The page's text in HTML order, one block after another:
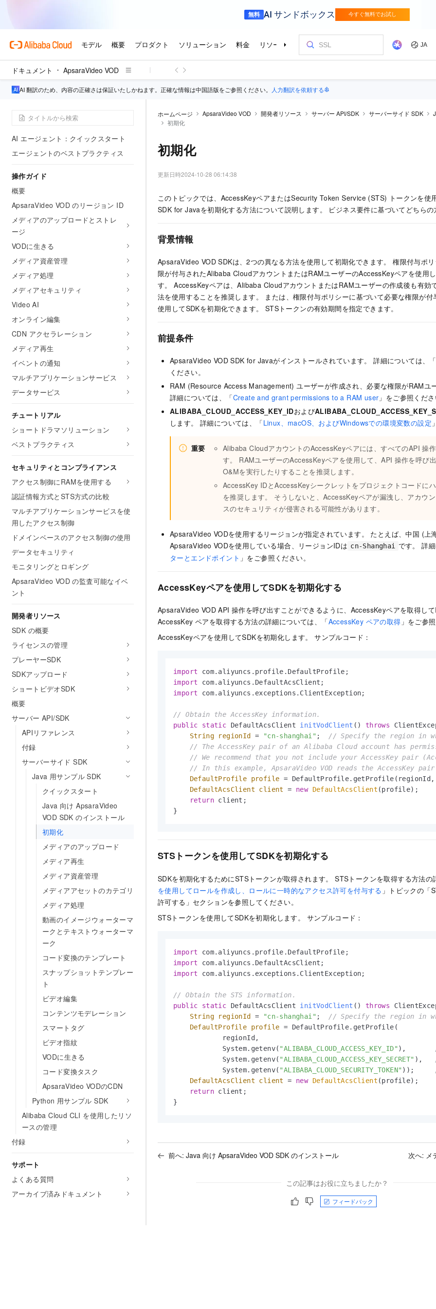
ドキュメント ApsaraVideo VOD
AI 翻訳のため、内容の正確さは保証いたしかねます。正確な情報は中国語版をご参照ください。 人力翻訳を依頼する
課金
お知らせと更新情報
リソースグループによるきめ細かなア
クセス制御
はじめに
ApsaraVideo VOD の有効化
AI エージェント：クイックスタート
エージェントのベストプラクティス
操作ガイド
概要
ApsaraVideo VOD のリージョン ID
メディアのアップロードとストレ
ージ
VODに生きる
メディア資産管理
メディア処理
メディアセキュリティ
Video AI
オンライン編集
CDN アクセラレーション
メディア再生
イベントの通知
マルチアプリケーションサービス
データサービス
チュートリアル
ショートドラマソリューション
ベストプラクティス
セキュリティとコンプライアンス
アクセス制御にRAMを使用する
認証情報方式とSTS方式の比較
マルチアプリケーションサービスを使
用したアクセス制御
ドメインベースのアクセス制御の使用
データセキュリティ
モニタリングとロギング
ApsaraVideo VOD の監査可能なイベ
ント
開発者リソース
SDK の概要
ライセンスの管理
プレーヤーSDK
SDKアップロード
ショートビデオSDK
概要
サーバー API/SDK
APIリファレンス
付録
サーバーサイド SDK
Java 用サンプル SDK
クイックスタート
Java 向け ApsaraVideo
VOD SDK のインストール
初期化
メディアのアップロード
メディア再生
メディア資産管理
メディアアセットのカテゴリ
メディア処理
動画のイメージウォーターマ
ークとテキストウォーターマ
ーク
コード変換のテンプレート
スナップショットテンプレー
ト
ビデオ編集
コンテンツモデレーション
スマートタグ
ビデオ指紋
VODに生きる
コード変換タスク
ApsaraVideo VODのCDN
Python 用サンプル SDK
Alibaba Cloud CLI を使用したリソ
ースの管理
付録
サポート
よくある質問
アーカイブ済みドキュメント
ホームページ ApsaraVideo VOD 開発者リソース サーバー API/SDK サーバーサイド SDK
初期化
初期化
更新日時2024-10-28 06:14:38
このトピックでは、AccessKeyペアまたはSecurity Token Service (STS) トークンを使
SDK for Javaを初期化する方法について説明します。 ビジネス要件に基づいてどちらの
背景情報
ApsaraVideo VOD SDKは、2つの異なる方法を使用して初期化できます。 権限付与ポ
限が付与されたAlibaba CloudアカウントまたはRAMユーザーのAccessKeyペアを使用
す。 AccessKeyペアは、Alibaba CloudアカウントまたはRAMユーザーの作成後も有効
法を使用することを推奨します。 または、権限付与ポリシーに基づいて必要な権限が付
使用してSDKを初期化できます。 STSトークンの有効期間を指定できます。
前提条件
ApsaraVideo VOD SDK for Javaがインストールされています。 詳細については、「
ください。
RAM (Resource Access Management) ユーザーが作成され、必要な権限がRAMユ
詳細については、「Create and grant permissions to a RAM user 」をご参照くださ
ALIBABA_CLOUD_ACCESS_KEY_IDおよび
します。 詳細については、「Linux、macOS、およびWindowsでの環境変数の設定
重要 Alibaba CloudアカウントのAccessKeyペアには、すべてのAPI 操
す。 RAMユーザーのAccessKeyペアを使用して、API 操作を呼び
O&Mを実行したりすることを推奨します。
AccessKey IDとAccessKeyシークレットをプロジェクトコードに
を推奨します。 そうしないと、AccessKeyペアが漏洩し、アカウ
スのセキュリティが侵害される可能性があります。
ApsaraVideo VODを使用するリージョンが指定されています。 たとえば、中国 (上
ApsaraVideo VODを使用している場合、リージョンIDは cn-Shanghai です。 詳
ターとエンドポイント 」をご参照ください。
AccessKeyペアを使用してSDKを初期化する
ApsaraVideo VOD API 操作を呼び出すことができるように、AccessKeyペアを取得し
AccessKey ペアを取得する方法の詳細については、「AccessKey ペアの取得 」をご参
AccessKeyペアを使用してSDKを初期化します。 サンプルコード：
import
import
import com.aliyuncs.exceptions.ClientException;
// Obtain the AccessKey information.
public
static DefaultAcsClient initVodClient () throws
String
regionId = "cn-shanghai" ; // Specify the region in
// The AccessKey pair of an Alibaba Cloud account has
// We recommend that you not include your AccessKey pair
// In this example, ApsaraVideo VOD reads the AccessKey pair
DefaultProfile
profile = DefaultProfile.getProfile(regionId,
DefaultAcsClient
client = new DefaultAcsClient (profile);
return client;
}
STSトークンを使用してSDKを初期化する
SDKを初期化するためにSTSトークンが取得されます。 STSトークンを取得する方法の
を使用してロールを作成し、ロールに一時的なアクセス許可を付与する 」トピックの「
許可する」セクションを参照してください。
STSトークンを使用してSDKを初期化します。 サンプルコード：
import
import
import com.aliyuncs.exceptions.ClientException;
// Obtain the STS information.
public
static DefaultAcsClient initVodClient () throws
String
regionId = "cn-shanghai" ;
// Specify the region in
DefaultProfile
profile = DefaultProfile.getProfile(
            System.getenv(
"ALIBABA_CLOUD_ACCESS_KEY_ID" ),
            System.getenv(
"ALIBABA_CLOUD_ACCESS_KEY_SECRET" ),
            System.getenv(
"ALIBABA_CLOUD_SECURITY_TOKEN" ));
DefaultAcsClient
client = new DefaultAcsClient (profile);
return client;
}
前へ: Java 向け ApsaraVideo VOD SDK のインストール 次へ: メ
この記事はお役に立ちましたか？
フィードバック